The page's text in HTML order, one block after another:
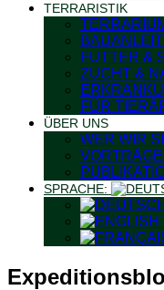
TERRARISTIK
FUTTER &
ZUCHT &
FÜR
ÜBER UNS
WER WIR
VORTRÄGE
SPRACHE: